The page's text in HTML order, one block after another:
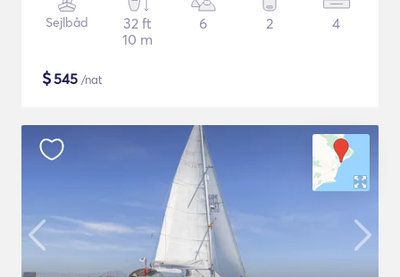
Sejlbåd
32 ft
10 m
6 2 4
$545 /nat